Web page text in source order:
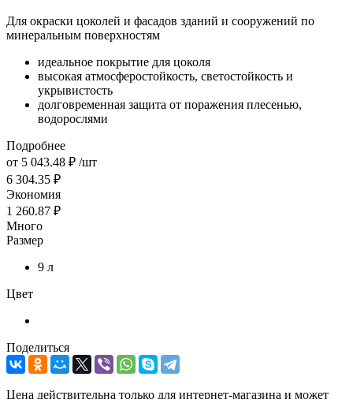
Для окраски цоколей и фасадов зданий и сооружений по
минеральным поверхностям
идеальное покрытие для цоколя
высокая атмосферостойкость, светостойкость и
укрывистость
долговременная защита от поражения плесенью,
водорослями
Подробнее
от 5 043.48 ₽ /шт
6 304.35 ₽
Экономия
1 260.87 ₽
Много
Размер
9 л
Цвет
Поделиться
Цена действительна только для интернет-магазина и может